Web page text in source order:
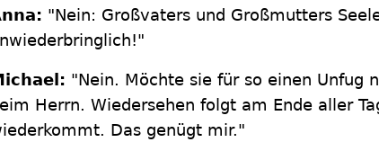
"Nein: Großvaters und Großmutters
"Nein. Möchte sie für so einen Unfug
Herrn. Wiedersehen folgt am Ende aller
Das genügt mir."